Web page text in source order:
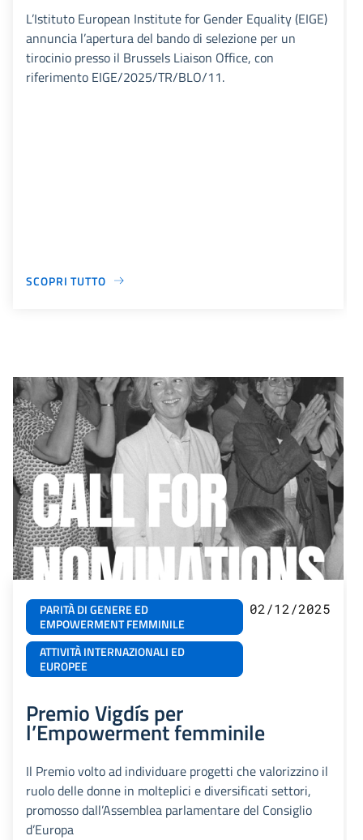
L’Istituto European Institute for Gender Equality (EIGE)
annuncia l’apertura del bando di selezione per un
tirocinio presso il Brussels Liaison Office, con
riferimento EIGE/2025/TR/BLO/11.
SCOPRI TUTTO
PARITÀ DI GENERE ED
EMPOWERMENT FEMMINILE
ATTIVITÀ INTERNAZIONALI ED
EUROPEE
02/12/2025
Premio Vigdís per
l’Empowerment femminile
Il Premio volto ad individuare progetti che valorizzino il
ruolo delle donne in molteplici e diversificati settori,
promosso dall’Assemblea parlamentare del Consiglio
d’Europa